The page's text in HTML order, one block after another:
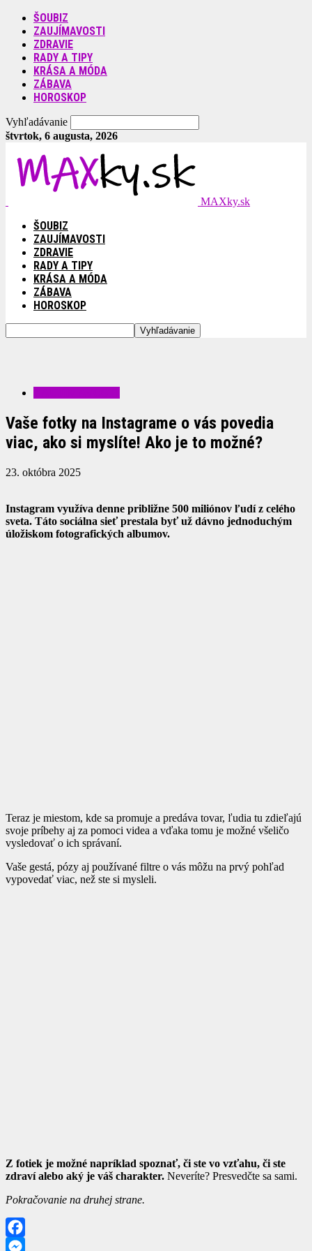
ŠOUBIZ
ZAUJÍMAVOSTI
ZDRAVIE
RADY A TIPY
KRÁSA A MÓDA
ZÁBAVA
HOROSKOP
Vyhľadávanie
štvrtok, 6 augusta, 2026
MAXky.sk
ŠOUBIZ
ZAUJÍMAVOSTI
ZDRAVIE
RADY A TIPY
KRÁSA A MÓDA
ZÁBAVA
HOROSKOP
Vaše fotky na Instagrame o vás povedia
viac, ako si myslíte! Ako je to možné?
23. októbra 2025
Instagram využíva denne približne 500 miliónov ľudí z celého
sveta. Táto sociálna sieť prestala byť už dávno jednoduchým
úložiskom fotografických albumov.
Teraz je miestom, kde sa promuje a predáva tovar, ľudia tu zdieľajú
svoje príbehy aj za pomoci videa a vďaka tomu je možné všeličo
vysledovať o ich správaní.
Vaše gestá, pózy aj používané filtre o vás môžu na prvý pohľad
vypovedať viac, než ste si mysleli.
Z fotiek je možné napríklad spoznať, či ste vo vzťahu, či ste
zdraví alebo aký je váš charakter. Neveríte? Presvedčte sa sami.
Pokračovanie na druhej strane.
Facebook